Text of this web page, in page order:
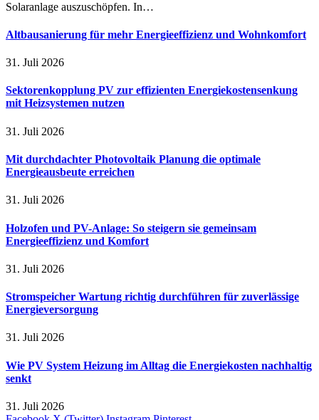
Solaranlage auszuschöpfen. In…
Altbausanierung für mehr Energieeffizienz und Wohnkomfort
31. Juli 2026
Sektorenkopplung PV zur effizienten Energiekostensenkung
mit Heizsystemen nutzen
31. Juli 2026
Mit durchdachter Photovoltaik Planung die optimale
Energieausbeute erreichen
31. Juli 2026
Holzofen und PV-Anlage: So steigern sie gemeinsam
Energieeffizienz und Komfort
31. Juli 2026
Stromspeicher Wartung richtig durchführen für zuverlässige
Energieversorgung
31. Juli 2026
Wie PV System Heizung im Alltag die Energiekosten nachhaltig
senkt
31. Juli 2026